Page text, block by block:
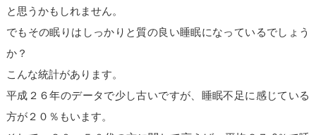
と思うかもしれません。
でもその眠りはしっかりと質の良い睡眠になっているでしょう
か？
こんな統計があります。
平成２６年のデータで少し古いですが、睡眠不足に感じている
方が２０％もいます。